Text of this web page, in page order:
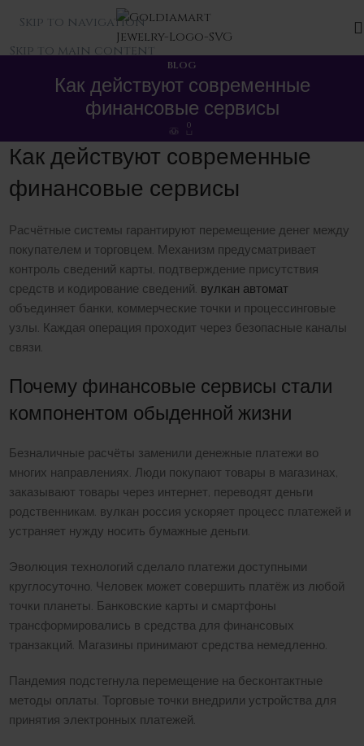
Skip to navigation
Skip to main content
BLOG
Как действуют современные
финансовые сервисы
0
Как действуют современные
финансовые сервисы
Расчётные системы гарантируют перемещение денег между
покупателем и торговцем. Механизм предусматривает
контроль сведений карты, подтверждение присутствия
средств и кодирование сведений. вулкан автомат
объединяет банки, коммерческие точки и процессинговые
узлы. Каждая операция проходит через безопасные каналы
связи.
Почему финансовые сервисы стали
компонентом обыденной жизни
Безналичные расчёты заменили денежные платежи во
многих направлениях. Люди покупают товары в магазинах,
заказывают товары через интернет, переводят деньги
родственникам. вулкан россия ускоряет процесс платежей и
устраняет нужду носить бумажные деньги.
Эволюция технологий сделало платежи доступными
круглосуточно. Человек может совершить платёж из любой
точки планеты. Банковские карты и смартфоны
трансформировались в средства для финансовых
транзакций. Магазины принимают средства немедленно.
Пандемия подстегнула перемещение на бесконтактные
методы оплаты. Торговые точки внедрили устройства для
принятия электронных платежей.